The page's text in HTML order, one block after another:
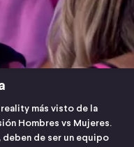
más visto de la
Hombres vs Mujeres.
deben de ser un equipo